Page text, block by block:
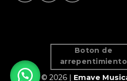
Boton de
arrepentimiento
© 2026 | Emave